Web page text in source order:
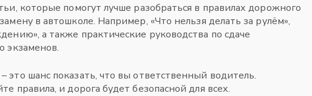
которые помогут лучше разобраться в правилах дорожного
в автошколе. Например, «Что нельзя делать за рулём»,
а также практические руководства по сдаче
экзаменов.
шанс показать, что вы ответственный водитель.
правила, и дорога будет безопасной для всех.